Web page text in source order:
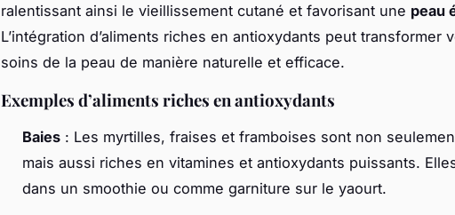
ralentissant ainsi le vieillissement cutané et favorisant une peau
L’intégration d’aliments riches en antioxydants peut transformer
soins de la peau de manière naturelle et efficace.
Exemples d’aliments riches en antioxydants
Baies : Les myrtilles, fraises et framboises sont non
mais aussi riches en vitamines et antioxydants puissants.
dans un smoothie ou comme garniture sur le yaourt.